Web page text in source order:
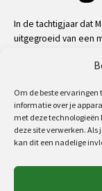
Om de beste ervaringen
informatie over je
met deze technologieën
deze site verwerken.
kan dit een nadelige
In de tachtigjaar dat
uitgegroeid van een
bijna alle
meer